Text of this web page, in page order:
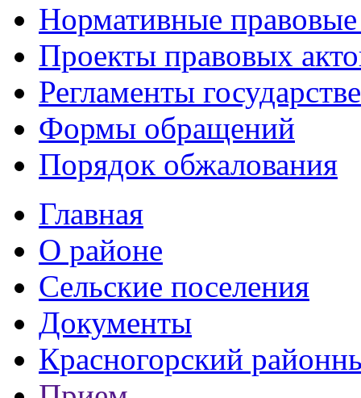
Нормативные
Проекты правовых
Регламенты
Формы обращений
Порядок обжалования
Главная
О районе
Сельские поселения
Документы
Красногорский